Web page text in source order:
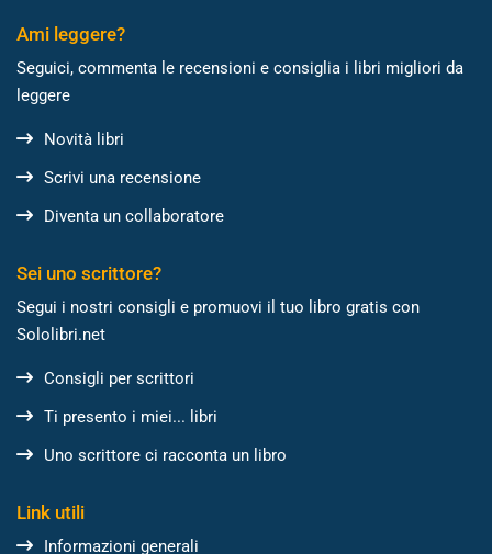
Ami leggere?
Seguici, commenta le recensioni e consiglia i libri migliori da
leggere
Novità libri
Scrivi una recensione
Diventa un collaboratore
Sei uno scrittore?
Segui i nostri consigli e promuovi il tuo libro gratis con
Sololibri.net
Consigli per scrittori
Ti presento i miei... libri
Uno scrittore ci racconta un libro
Link utili
Informazioni generali